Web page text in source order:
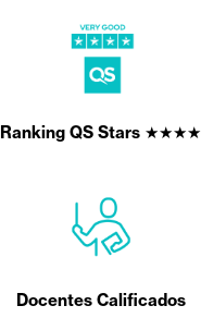
Ranking QS Stars ★★★★
Docentes Calificados